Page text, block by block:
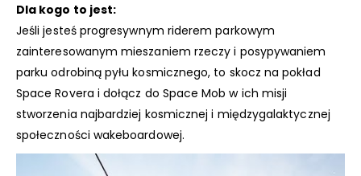
Dla kogo to jest:
Jeśli jesteś progresywnym riderem parkowym
zainteresowanym mieszaniem rzeczy i posypywaniem
parku odrobiną pyłu kosmicznego, to skocz na pokład
Space Rovera i dołącz do Space Mob w ich misji
stworzenia najbardziej kosmicznej i międzygalaktycznej
społeczności wakeboardowej.